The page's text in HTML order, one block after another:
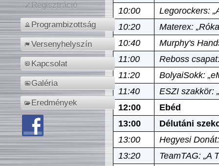
Regisztráció
Programbizottság
Versenyhelyszín
Kapcsolat
Galéria
Eredmények
10:00
Legorockers:
10:20
Materex:
10:40
Murphy's
11:00
Reboss
11:20
BolyaiSokk:
11:40
ESZI szakkör:
12:00
Ebéd
13:00
Délutáni
13:00
Hegyesi
13:20
TeamTAG: „A